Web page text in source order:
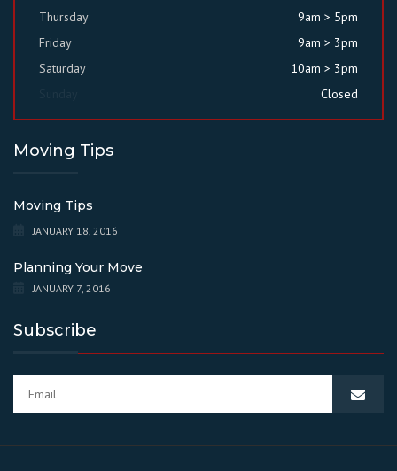
Thursday
9am > 5pm
Friday
9am > 3pm
Saturday
10am > 3pm
Closed
Moving Tips
Moving Tips
JANUARY 18, 2016
Planning Your Move
JANUARY 7, 2016
Subscribe